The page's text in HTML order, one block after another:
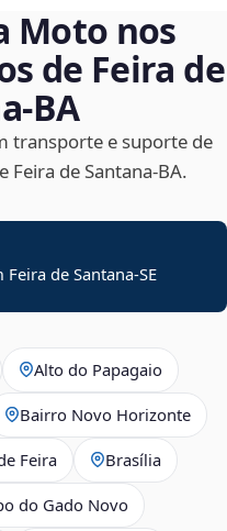
Moto nos
de Feira de
transporte e suporte de
de Santana‑BA.
Feira de Santana-SE
Alto do Papagaio
Bairro Novo Horizonte
Feira Brasília
do Gado Novo